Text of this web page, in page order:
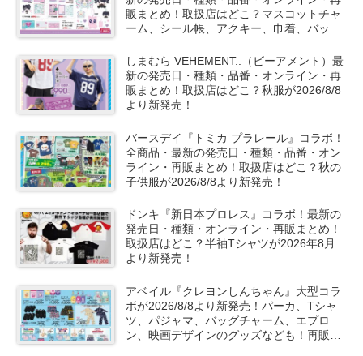
販まとめ！取扱店はどこ？マスコットチャ
ーム、シール帳、アクキー、巾着、バッ
より新発売！
しまむら VEHEMENT..（ビーアメント）最
新の発売日・種類・品番・オンライン・再
販まとめ！取扱店はどこ？秋服が2026/8/8
より新発売！
バースデイ『トミカ プラレール』コラボ！
全商品・最新の発売日・種類・品番・オン
ライン・再販まとめ！取扱店はどこ？秋の
子供服が2026/8/8より新発売！
ドンキ『新日本プロレス』コラボ！最新の
発売日・種類・オンライン・再販まとめ！
取扱店はどこ？半袖Tシャツが2026年8月
より新発売！
アベイル『クレヨンしんちゃん』大型コラ
ボが2026/8/8より新発売！パーカ、Tシャ
ツ、パジャマ、バッグチャーム、エプロ
ン、映画デザインのグッズなども！再販売